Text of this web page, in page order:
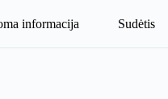
informacija Sudėtis